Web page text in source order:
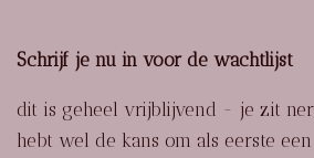
Schrijf je nu in voor de wachtlijst
dit is geheel vrijblijvend - je zit
hebt wel de kans om als eerste